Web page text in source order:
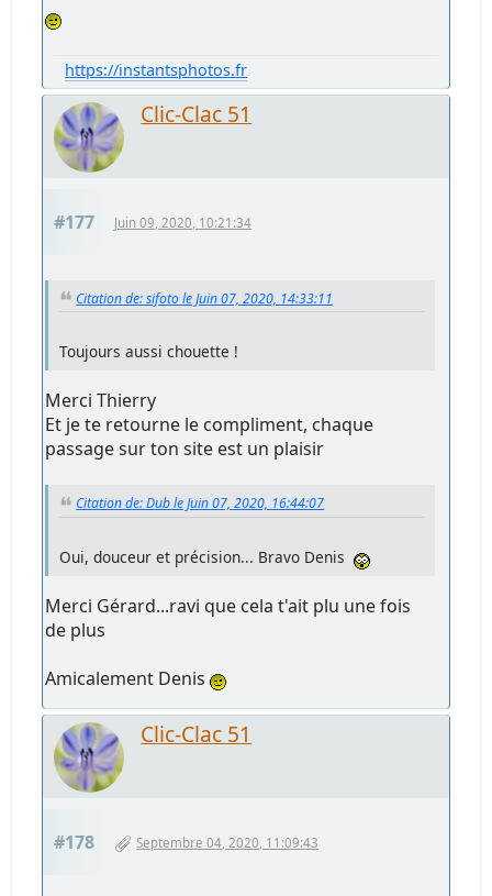
https://instantsphotos.fr
Clic-Clac 51
#177 Juin 09, 2020, 10:21:34
Citation de: sifoto le Juin 07, 2020, 14:33:11
Toujours aussi chouette !
Merci Thierry
Et je te retourne le compliment, chaque
passage sur ton site est un plaisir
Citation de: Dub le Juin 07, 2020, 16:44:07
Oui, douceur et précision... Bravo Denis
Merci Gérard...ravi que cela t'ait plu une fois
de plus
Amicalement Denis
Clic-Clac 51
#178 Septembre 04, 2020, 11:09:43